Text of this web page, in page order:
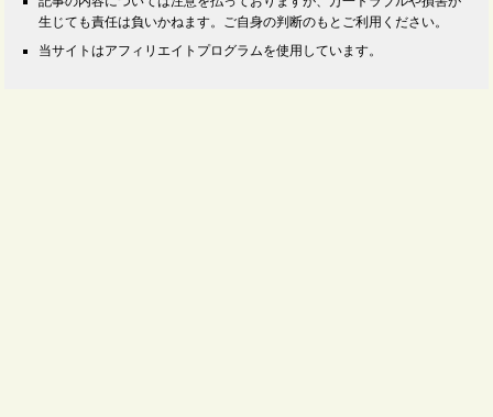
生じても責任は負いかねます。ご自身の判断のもとご利用ください。
当サイトはアフィリエイトプログラムを使用しています。